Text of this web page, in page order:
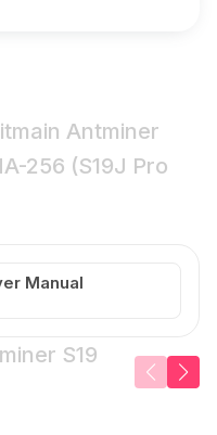
Antminer
256 (S19J Pro
Manual
S19